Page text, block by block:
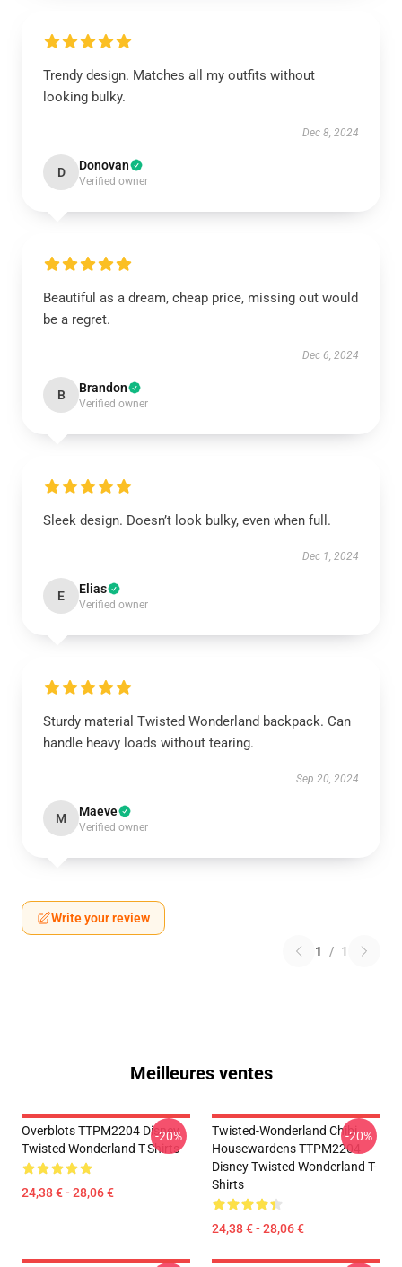
Trendy design. Matches all my outfits without
looking bulky.
Dec 8, 2024
D Donovan
Verified owner
Beautiful as a dream, cheap price, missing out would
be a regret.
Dec 6, 2024
B Brandon
Verified owner
Sleek design. Doesn’t look bulky, even when full.
Dec 1, 2024
E Elias
Verified owner
Sturdy material Twisted Wonderland backpack. Can
handle heavy loads without tearing.
Sep 20, 2024
M Maeve
Verified owner
Write your review
1 / 1
Meilleures ventes
Overblots TTPM2204 Disney
Twisted Wonderland T-Shirts
24,38 € - 28,06 €
-20%
Twisted-Wonderland Chibi
Housewardens TTPM2204
Disney Twisted Wonderland T-
Shirts
24,38 € - 28,06 €
-20%